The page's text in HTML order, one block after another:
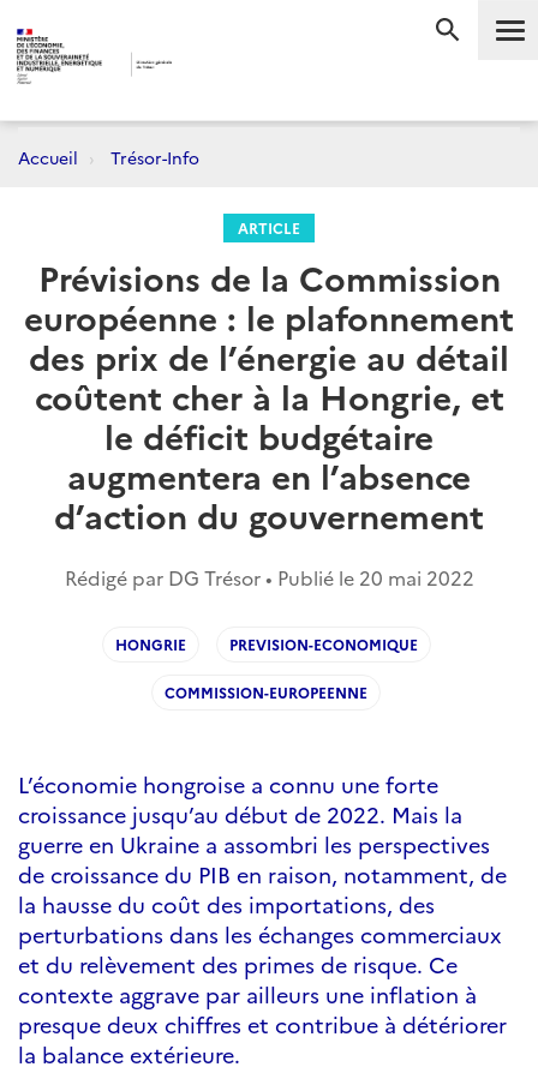
Accueil Trésor-Info
ARTICLE
Prévisions de la Commission
européenne : le plafonnement
des prix de l’énergie au détail
coûtent cher à la Hongrie, et
le déficit budgétaire
augmentera en l’absence
d’action du gouvernement
Rédigé par DG Trésor • Publié le 20 mai 2022
HONGRIE PREVISION-ECONOMIQUE
COMMISSION-EUROPEENNE
L’économie hongroise a connu une forte
croissance jusqu’au début de 2022. Mais la
guerre en Ukraine a assombri les perspectives
de croissance du PIB en raison, notamment, de
la hausse du coût des importations, des
perturbations dans les échanges commerciaux
et du relèvement des primes de risque. Ce
contexte aggrave par ailleurs une inflation à
presque deux chiffres et contribue à détériorer
la balance extérieure.